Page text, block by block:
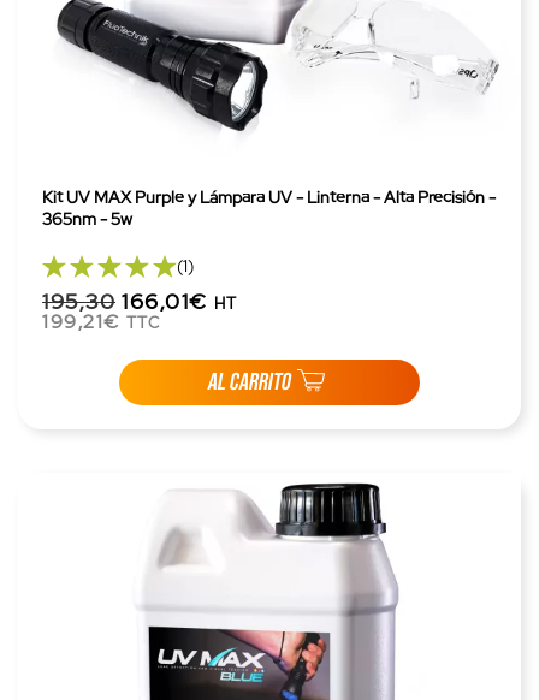
Kit UV MAX Purple y Lámpara UV - Linterna - Alta Precisión -
365nm - 5w
(1)
195,30 166,01€ HT
199,21€ TTC
AL CARRITO